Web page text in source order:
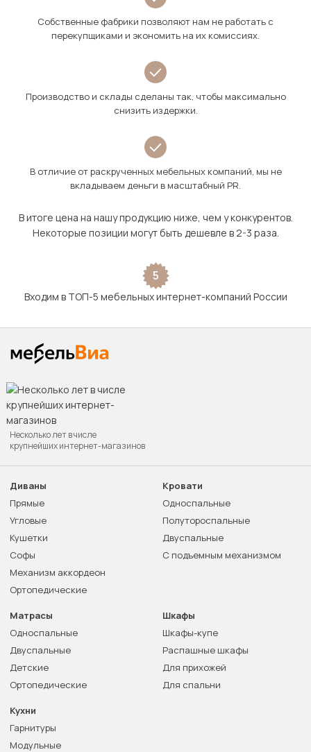
Собственные фабрики позволяют нам не работать с
перекупщиками и экономить на их комиссиях.
Производство и склады сделаны так, чтобы максимально
снизить издержки.
В отличие от раскрученных мебельных компаний, мы не
вкладываем деньги в масштабный PR.
В итоге цена на нашу продукцию ниже, чем у конкурентов.
Некоторые позиции могут быть дешевле в 2-3 раза.
5
Входим в ТОП-5 мебельных интернет-компаний России
Несколько лет в числе
крупнейших интернет-магазинов
Диваны
Прямые
Угловые
Кушетки
Софы
Механизм аккордеон
Ортопедические
Кровати
Односпальные
Полутороспальные
Двуспальные
С подъемным механизмом
Матрасы
Односпальные
Двуспальные
Детские
Ортопедические
Шкафы
Шкафы-купе
Распашные шкафы
Для прихожей
Для спальни
Кухни
Гарнитуры
Модульные